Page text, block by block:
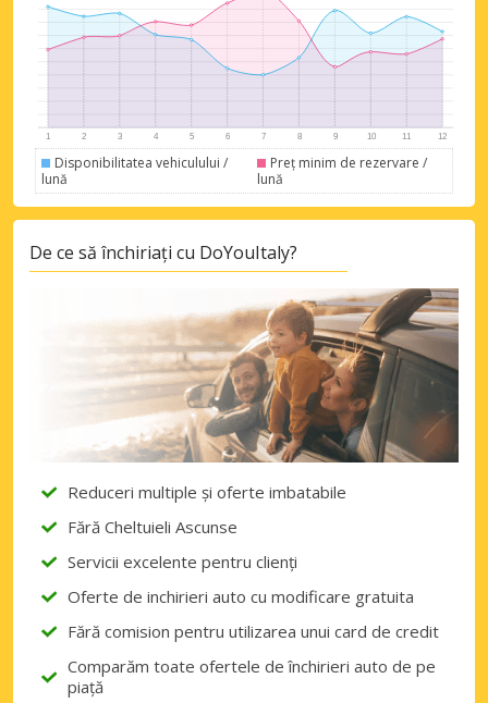
Disponibilitatea vehiculului /
lună
Preț minim de rezervare /
lună
De ce să închiriați cu DoYouItaly?
Reduceri multiple și oferte imbatabile
Fără Cheltuieli Ascunse
Servicii excelente pentru clienți
Oferte de inchirieri auto cu modificare gratuita
Fără comision pentru utilizarea unui card de credit
Comparăm toate ofertele de închirieri auto de pe
piață